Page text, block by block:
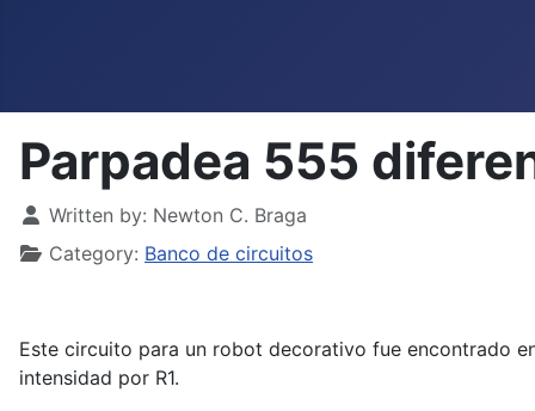
Parpadea 555
Details
Written by: Newton C. Braga
Category: Banco de circuitos
Este circuito para un robot decorativo fue encontrado
intensidad por R1.